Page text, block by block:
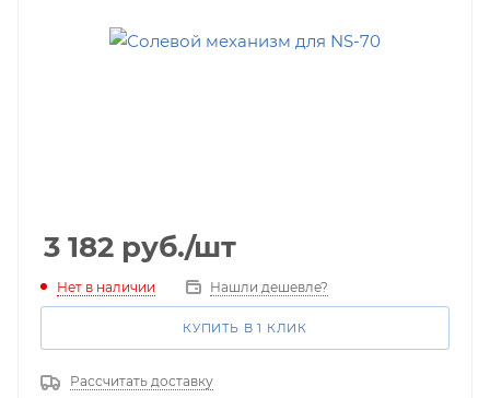
3 182 руб./шт
Нет в наличии Нашли дешевле?
КУПИТЬ В 1 КЛИК
Рассчитать доставку